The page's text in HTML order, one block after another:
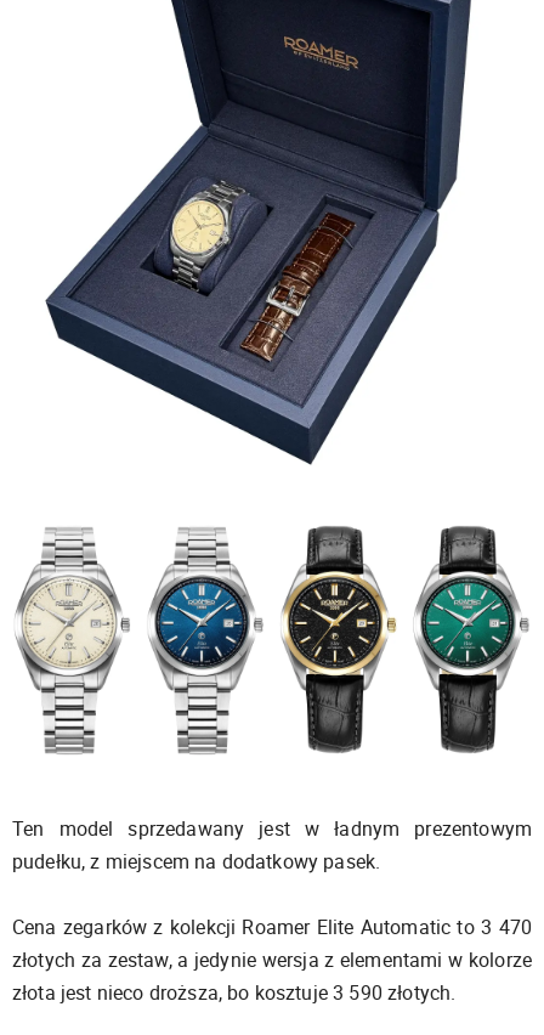
Ten model sprzedawany jest w ładnym prezentowym
pudełku, z miejscem na dodatkowy pasek.
Cena zegarków z kolekcji Roamer Elite Automatic to 3 470
złotych za zestaw, a jedynie wersja z elementami w kolorze
złota jest nieco droższa, bo kosztuje 3 590 złotych.